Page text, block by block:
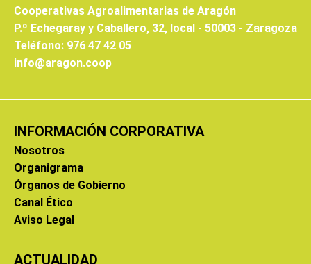
Cooperativas Agroalimentarias de Aragón
P.º Echegaray y Caballero, 32, local - 50003 - Zaragoza
Teléfono: 976 47 42 05
info@aragon.coop
INFORMACIÓN CORPORATIVA
Nosotros
Organigrama
Órganos de Gobierno
Canal Ético
Aviso Legal
ACTUALIDAD